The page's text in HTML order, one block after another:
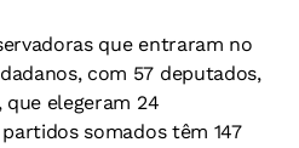
que entraram no
com 57 deputados,
que elegeram 24
somados têm 147